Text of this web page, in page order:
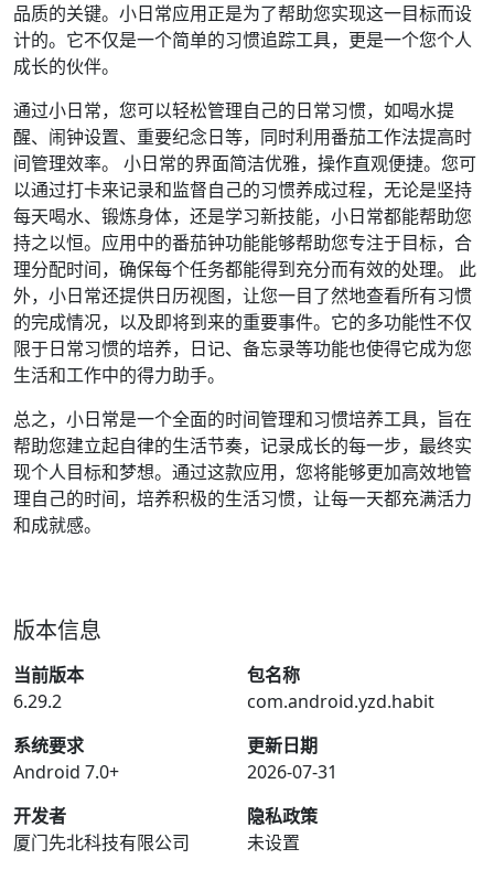
品质的关键。小日常应用正是为了帮助您实现这一目标而设
计的。它不仅是一个简单的习惯追踪工具，更是一个您个人
成长的伙伴。
通过小日常，您可以轻松管理自己的日常习惯，如喝水提
醒、闹钟设置、重要纪念日等，同时利用番茄工作法提高时
间管理效率。 小日常的界面简洁优雅，操作直观便捷。您可
以通过打卡来记录和监督自己的习惯养成过程，无论是坚持
每天喝水、锻炼身体，还是学习新技能，小日常都能帮助您
持之以恒。应用中的番茄钟功能能够帮助您专注于目标，合
理分配时间，确保每个任务都能得到充分而有效的处理。 此
外，小日常还提供日历视图，让您一目了然地查看所有习惯
的完成情况，以及即将到来的重要事件。它的多功能性不仅
限于日常习惯的培养，日记、备忘录等功能也使得它成为您
生活和工作中的得力助手。
总之，小日常是一个全面的时间管理和习惯培养工具，旨在
帮助您建立起自律的生活节奏，记录成长的每一步，最终实
现个人目标和梦想。通过这款应用，您将能够更加高效地管
理自己的时间，培养积极的生活习惯，让每一天都充满活力
和成就感。
版本信息
当前版本
6.29.2
包名称
com.android.yzd.habit
系统要求
Android 7.0+
更新日期
2026-07-31
开发者
厦门先北科技有限公司
隐私政策
未设置